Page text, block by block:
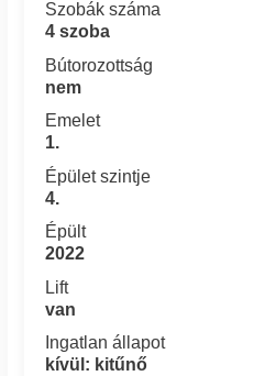
Szobák száma
4 szoba
Bútorozottság
nem
Emelet
1.
Épület szintje
4.
Épült
2022
Lift
van
Ingatlan állapot
kívül: kitűnő